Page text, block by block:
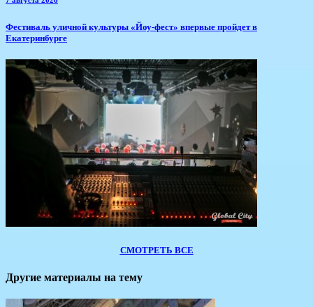
​Фестиваль уличной культуры «Йоу-фест» впервые пройдет в
Екатеринбурге
СМОТРЕТЬ ВСЕ
Другие материалы на тему